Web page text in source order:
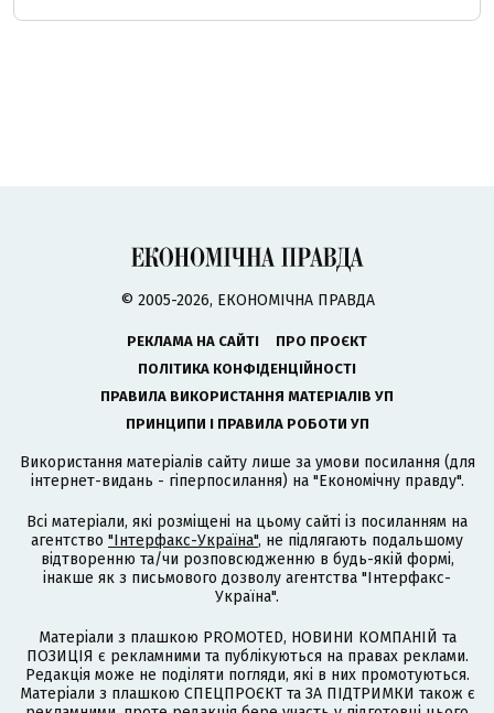
© 2005-2026, ЕКОНОМІЧНА ПРАВДА
РЕКЛАМА НА САЙТІ
ПРО ПРОЄКТ
ПОЛІТИКА КОНФІДЕНЦІЙНОСТІ
ПРАВИЛА ВИКОРИСТАННЯ МАТЕРІАЛІВ УП
ПРИНЦИПИ І ПРАВИЛА РОБОТИ УП
Використання матеріалів сайту лише за умови посилання (для
інтернет-видань - гіперпосилання) на "Економічну правду".
Всі матеріали, які розміщені на цьому сайті із посиланням на
агентство "Інтерфакс-Україна", не підлягають подальшому
відтворенню та/чи розповсюдженню в будь-якій формі,
інакше як з письмового дозволу агентства "Інтерфакс-
Україна".
Матеріали з плашкою PROMOTED, НОВИНИ КОМПАНІЙ та
ПОЗИЦІЯ є рекламними та публікуються на правах реклами.
Редакція може не поділяти погляди, які в них промотуються.
Матеріали з плашкою СПЕЦПРОЄКТ та ЗА ПІДТРИМКИ також є